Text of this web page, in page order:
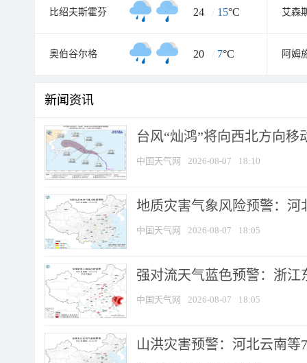
比绍夫斯霍芬 24 / 15°C 艾森
奥伯谷尔格 20 / 7°C 阿姆
新闻资讯
台风“灿鸿”将向西北方向移
中国天气网 2026-08-07 18:10
地质灾害气象风险预警：河
中国天气网 2026-08-07 18:05
强对流天气蓝色预警：浙江
中国天气网 2026-08-07 18:05
山洪灾害预警：河北云南